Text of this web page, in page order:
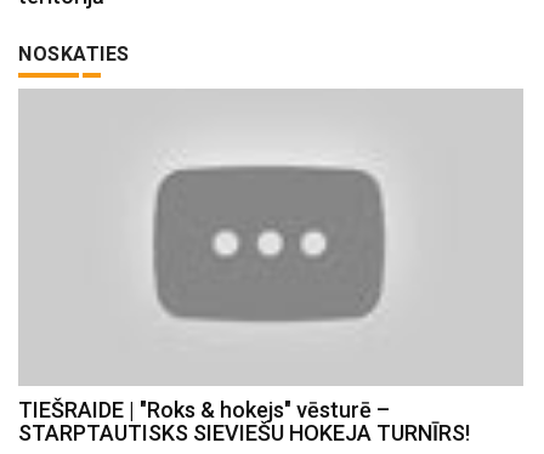
NOSKATIES
TIEŠRAIDE | "Roks & hokejs" vēsturē –
STARPTAUTISKS SIEVIEŠU HOKEJA TURNĪRS!